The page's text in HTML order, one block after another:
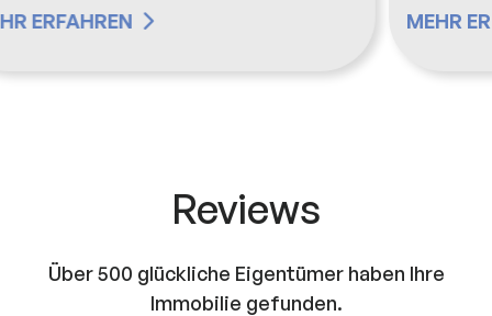
MEHR ERFAHREN
Reviews
Über 500 glückliche Eigentümer haben Ihre
Immobilie gefunden.